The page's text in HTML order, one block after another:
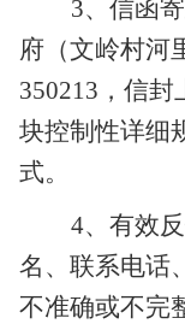
3、信函
府（文岭村河
350213，信
块控制性详细
式。
4、有效
名、联系电话
不准确或不完